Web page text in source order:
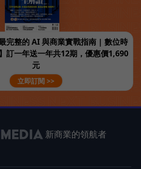
完整的 AI 與商業實戰指南 | 數位時
訂一年送一年共12期，優惠價1,690
元
立即訂閱 >>
新商業的領航者